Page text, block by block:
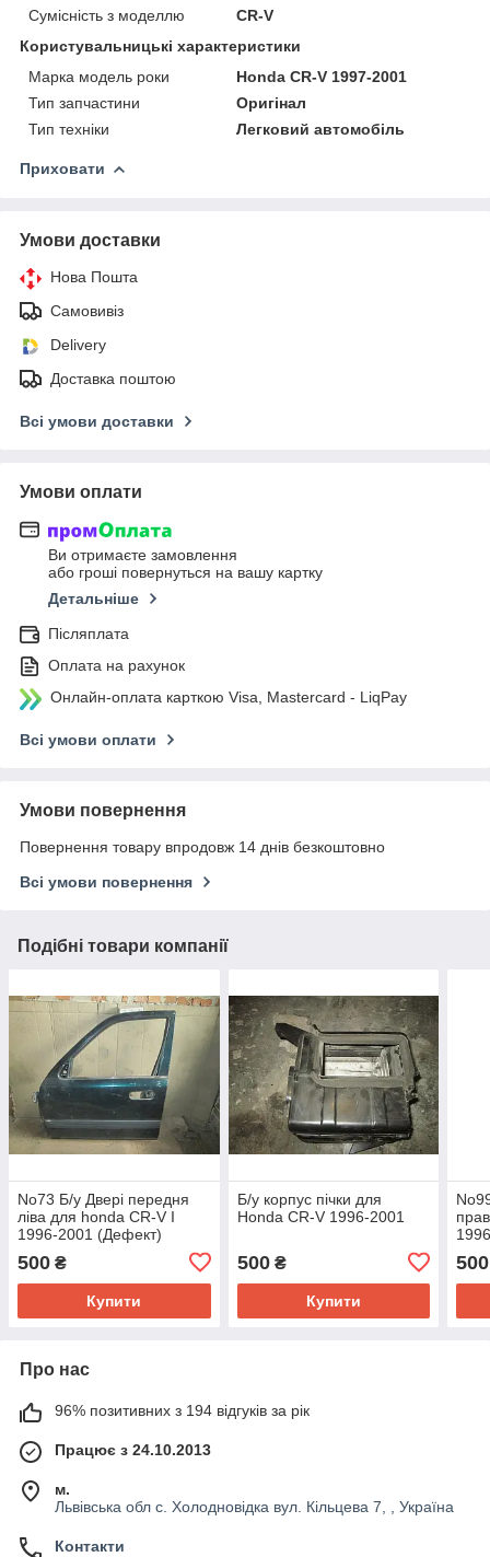
Сумісність з моделлю
CR-V
Користувальницькі характеристики
Марка модель роки
Honda CR-V 1997-2001
Тип запчастини
Оригінал
Тип техніки
Легковий автомобіль
Приховати
Умови доставки
Нова Пошта
Самовивіз
Delivery
Доставка поштою
Всі умови доставки
Умови оплати
Ви отримаєте замовлення
або гроші повернуться на вашу картку
Детальніше
Післяплата
Оплата на рахунок
Онлайн-оплата карткою Visa, Mastercard - LiqPay
Всі умови оплати
Умови повернення
Повернення товару впродовж 14 днів безкоштовно
Всі умови повернення
Подібні товари компанії
No73 Б/у Двері передня
ліва для honda CR-V I
1996-2001 (Дефект)
500 ₴
Купити
Б/у корпус пічки для
Honda CR-V 1996-2001
500₴
Купити
500
Про нас
96% позитивних з 194 відгуків за рік
Працює з 24.10.2013
м.
Львівська обл с. Холодновідка вул. Кільцева 7, , Україна
Контакти